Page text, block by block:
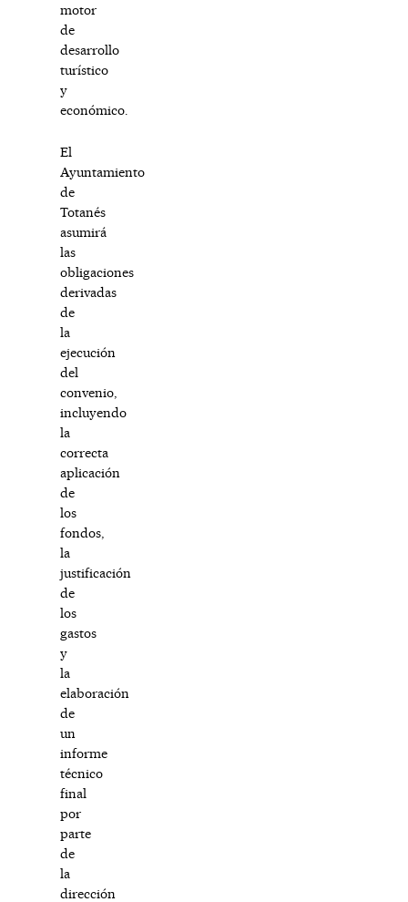
motor
de
desarrollo
turístico
y
económico.
El
Ayuntamiento
de
Totanés
asumirá
las
obligaciones
derivadas
de
la
ejecución
del
convenio,
incluyendo
la
correcta
aplicación
de
los
fondos,
la
justificación
de
los
gastos
y
la
elaboración
de
un
informe
técnico
final
por
parte
de
la
dirección